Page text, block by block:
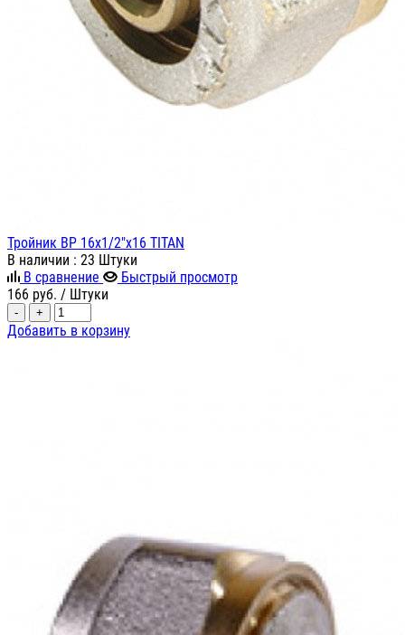
Тройник ВР 16х1/2"х16 TITAN
В наличии : 23 Штуки
В сравнение
Быстрый просмотр
166 руб. / Штуки
- +
Добавить в корзину